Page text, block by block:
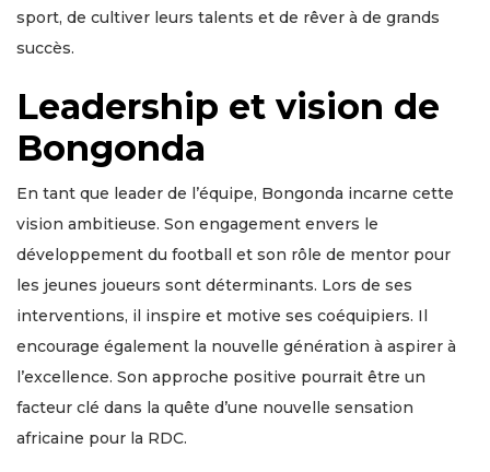
sport, de cultiver leurs talents et de rêver à de grands
succès.
Leadership et vision de
Bongonda
En tant que leader de l’équipe, Bongonda incarne cette
vision ambitieuse. Son engagement envers le
développement du football et son rôle de mentor pour
les jeunes joueurs sont déterminants. Lors de ses
interventions, il inspire et motive ses coéquipiers. Il
encourage également la nouvelle génération à aspirer à
l’excellence. Son approche positive pourrait être un
facteur clé dans la quête d’une nouvelle sensation
africaine pour la RDC.